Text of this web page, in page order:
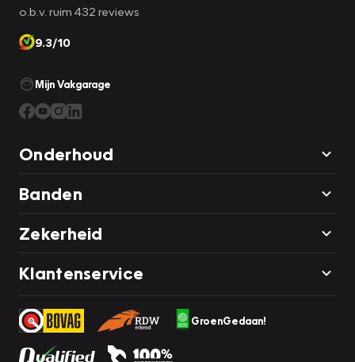
o.b.v. ruim 432 reviews
9.3/10
Mijn Vakgarage
Onderhoud
Banden
Zekerheid
Klantenservice
GroenGedaan!